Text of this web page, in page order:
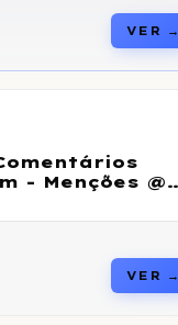
VER →
- Menções @
VER →